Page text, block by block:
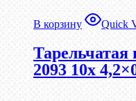
В корзину Quick
2093 10x